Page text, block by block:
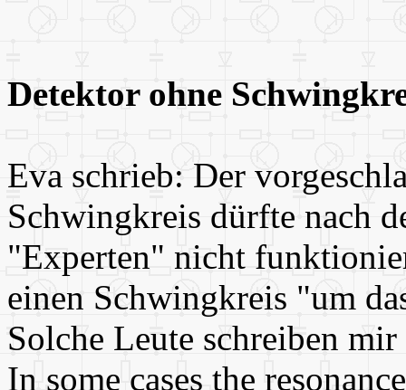
Detektor ohne
Eva schrieb: Der
Schwingkreis dürfte nach
"Experten" nicht
einen Schwingkreis "um
Solche Leute schreiben
In some cases the